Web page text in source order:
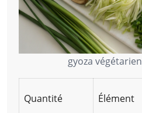
gyoza
Quantité Élément